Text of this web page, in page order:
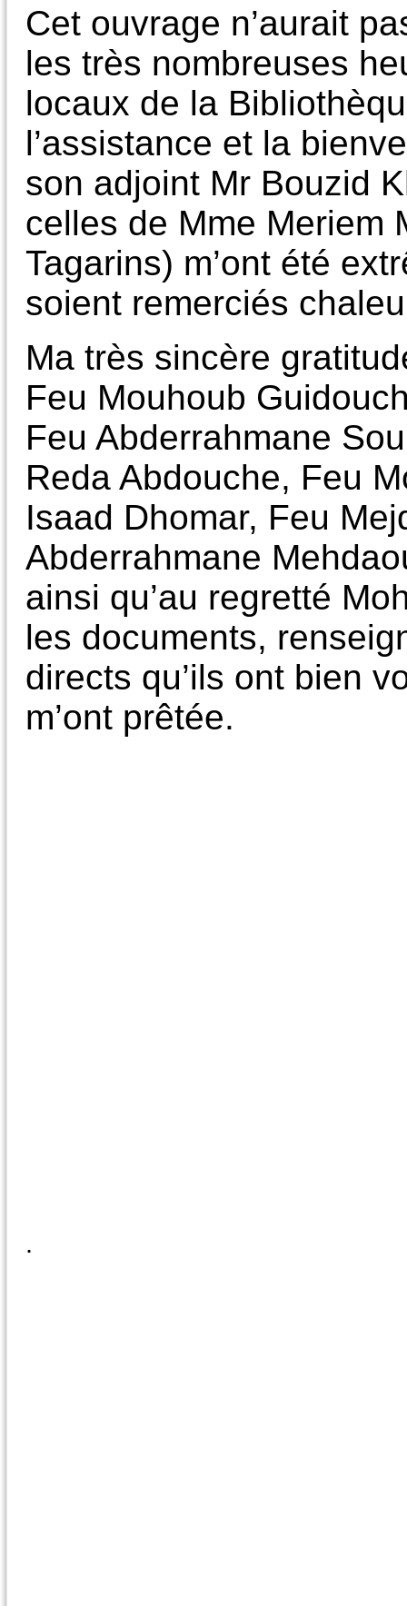
Cet ouvrage n’aurait
les très nombreuses
locaux de la
l’assistance et la
son adjoint Mr Bouzid
celles de Mme Meriem
Tagarins) m’ont été
soient remerciés
Ma très sincère
Feu Mouhoub
Feu Abderrahmane
Reda Abdouche, Feu
Isaad Dhomar, Feu
Abderrahmane
ainsi qu’au regretté
les documents,
directs qu’ils ont bien
m’ont prêtée.
.